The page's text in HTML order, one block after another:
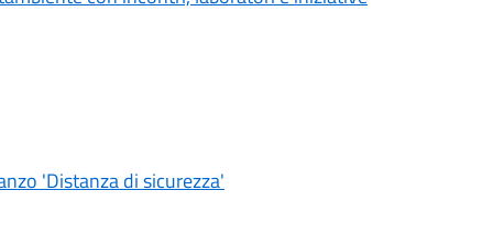
'Distanza di sicurezza'